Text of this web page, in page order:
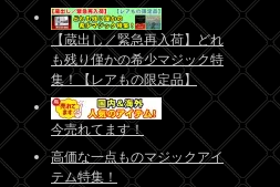
【蔵出し／緊急再入荷】どれ
も残り僅かの希少マジック特
集！【レアもの限定品】
今売れてます！
高価な一点ものマジックアイ
テム特集！